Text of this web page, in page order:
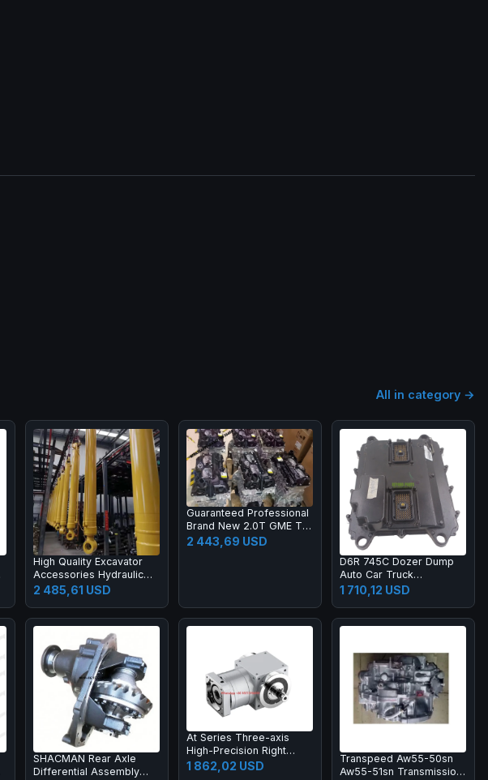
All in category →
High Quality Excavator
Accessories Hydraulic
Liner Boom Arm Bucket
Cylinder Excavator
2 485,61 USD
Guaranteed Professional
Brand New 2.0T GME T4
With Hurricane Turbo
Engine for Jeep
2 443,69 USD
D6R 745C Dozer Dump
Auto Car Truck
Transmission Systems
GP Controller ECM ECU
20R-7217 365-6773
1 710,12 USD
SHACMAN Rear Axle
Differential Assembly
At Series Three-axis
High-Precision Right
Angle Gearbox with
Spiral Bevel Gear for
1 862,02 USD
Transpeed Aw55-50sn
Aw55-51sn Transmission